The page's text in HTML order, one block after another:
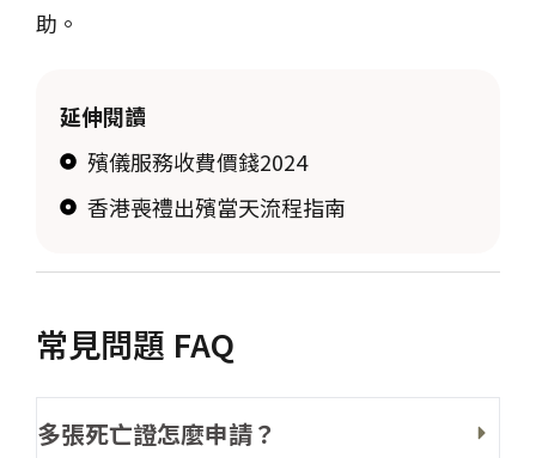
助。
延伸閱讀
殯儀服務收費價錢2024
香港喪禮出殯當天流程指南
常見問題 FAQ
多張死亡證怎麼申請？